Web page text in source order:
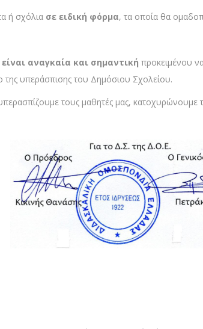
ή σχόλια σε ειδική φόρμα, τα οποία θα
αναγκαία και σημαντική προκειμένου
της υπεράσπισης του Δημόσιου Σχολείου.
τους μαθητές μας, κατοχυρώνουμε